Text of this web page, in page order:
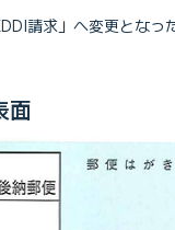
請求」へ変更とな
面